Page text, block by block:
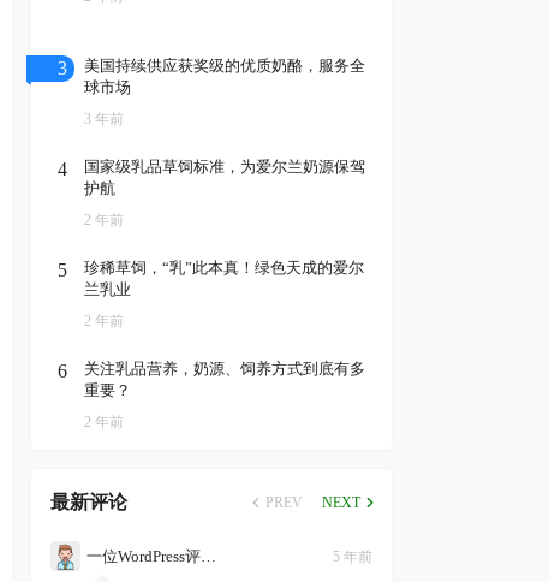
3
美国持续供应获奖级的优质奶酪，服务全
球市场
3 年前
4
国家级乳品草饲标准，为爱尔兰奶源保驾
护航
2 年前
5
珍稀草饲，“乳”此本真！绿色天成的爱尔
兰乳业
2 年前
6
关注乳品营养，奶源、饲养方式到底有多
重要？
2 年前
最新评论 PREV NEXT
一位WordPress评论者 5 年前